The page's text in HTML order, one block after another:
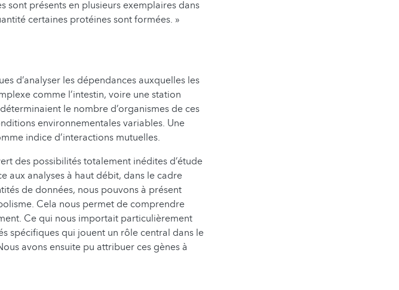
sont présents en plusieurs exemplaires dans
certaines protéines sont formées. »
d’analyser les dépendances auxquelles les
comme l’intestin, voire une station
le nombre d’organismes de ces
environnementales variables. Une
indice d’interactions mutuelles.
des possibilités totalement inédites d’étude
aux analyses à haut débit, dans le cadre
de données, nous pouvons à présent
Cela nous permet de comprendre
Ce qui nous importait particulièrement
spécifiques qui jouent un rôle central dans le
avons ensuite pu attribuer ces gènes à